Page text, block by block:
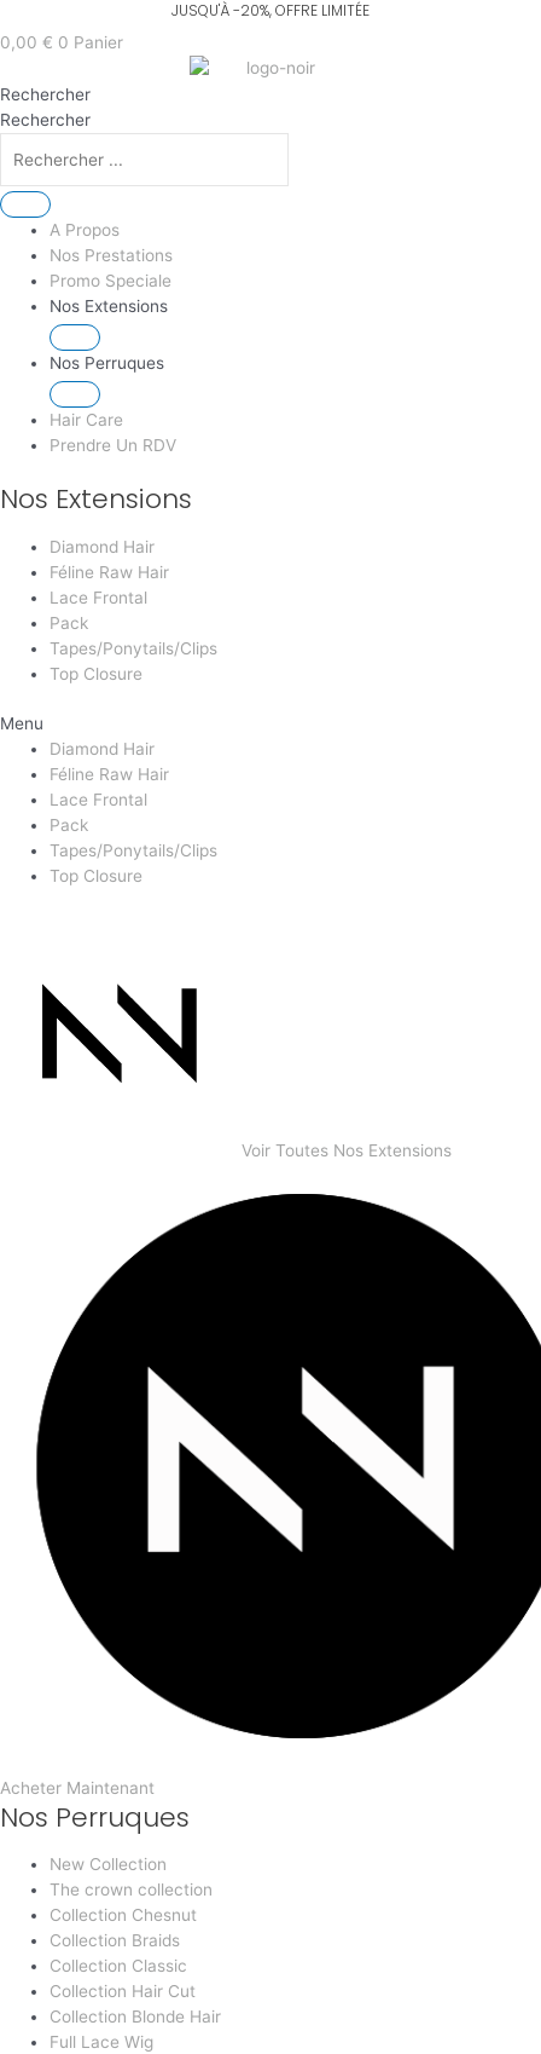
au
0,00 € 0 Panier
Rechercher
Rechercher
A Propos
Nos Prestations
Promo Speciale
Nos Extensions
Nos Perruques
Hair Care
Prendre Un RDV
Nos Extensions
Diamond Hair
Féline Raw Hair
Lace Frontal
Pack
Tapes/Ponytails/Clips
Top Closure
Menu
Diamond Hair
Féline Raw Hair
Lace Frontal
Pack
Tapes/Ponytails/Clips
Top Closure
Voir Toutes Nos Extensions
Acheter Maintenant
Nos Perruques
New Collection
The crown collection
Collection Chesnut
Collection Braids
Collection Classic
Collection Hair Cut
Collection Blonde Hair
Full Lace Wig
de
de
de
de